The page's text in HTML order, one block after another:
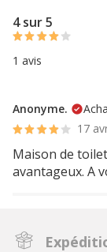
4 sur 5
1 avis
100% des
Anonyme.
17
Maison de
avantageux. A